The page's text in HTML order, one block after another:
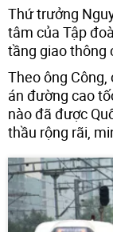
Thứ trưởng
tâm của Tập
tầng giao thông
Theo ông
án đường cao
nào đã được
thầu rộng rãi,